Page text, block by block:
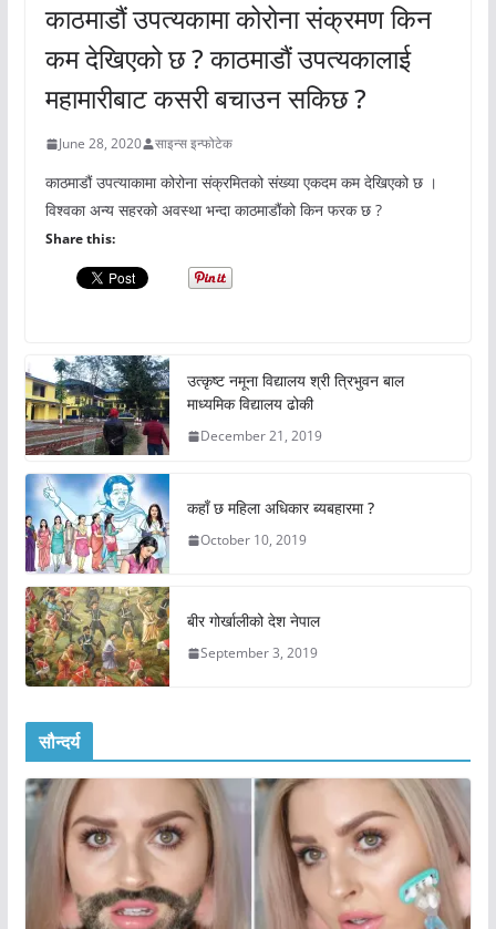
काठमाडौं उपत्यकामा कोरोना संक्रमण किन
कम देखिएको छ ? काठमाडौं उपत्यकालाई
महामारीबाट कसरी बचाउन सकिछ ?
June 28, 2020 साइन्स इन्फोटेक
काठमाडौं उपत्याकामा कोरोना संक्रमितको संख्या एकदम कम देखिएको छ ।
विश्वका अन्य सहरको अवस्था भन्दा काठमाडौंको किन फरक छ ?
Share this:
उत्कृष्ट नमूना विद्यालय श्री त्रिभुवन बाल
माध्यमिक विद्यालय ढोकी
December 21, 2019
कहाँ छ महिला अधिकार ब्यबहारमा ?
October 10, 2019
बीर गोर्खालीको देश नेपाल
September 3, 2019
सौन्दर्य